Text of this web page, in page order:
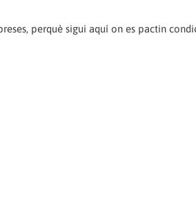
perquè sigui aquí on es pactin